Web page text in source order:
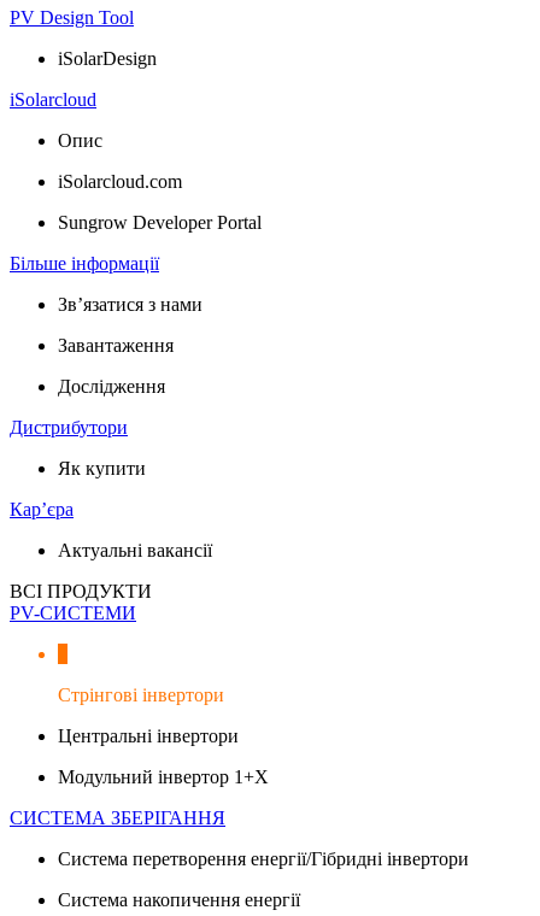
PV Design Tool
iSolarDesign
iSolarcloud
Опис
iSolarcloud.com
Sungrow Developer Portal
Більше інформації
Зв’язатися з нами
Завантаження
Дослідження
Дистрибутори
Як купити
Кар’єра
Актуальні вакансії
ВСІ ПРОДУКТИ
PV-СИСТЕМИ
Стрінгові інвертори
Центральні інвертори
Модульний інвертор 1+X
СИСТЕМА ЗБЕРІГАННЯ
Система перетворення енергії/Гібридні інвертори
Система накопичення енергії